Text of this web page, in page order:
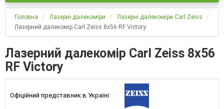
Головна Лазерні далекоміри
Лазерні далекоміри Carl Zeiss
Лазерний далекомір Carl Zeiss 8x56 RF Victory
Лазерний далекомір Carl Zeiss 8x56
RF Victory
Офіційний представник в Україні: